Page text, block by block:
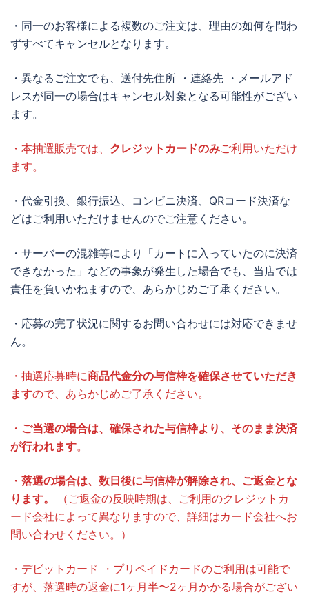
・同一のお客様による複数のご注文は、理由の如何を問わ
ずすべてキャンセルとなります。
・異なるご注文でも、送付先住所 ・連絡先 ・メールアド
レスが同一の場合はキャンセル対象となる可能性がござい
ます。
・本抽選販売では、 クレジットカードのみご利用いただけ
ます。
・代金引換、銀行振込、コンビニ決済、QRコード決済な
どはご利用いただけませんのでご注意ください。
・サーバーの混雑等により「カートに入っていたのに決済
できなかった」などの事象が発生した場合でも、当店では
責任を負いかねますので、あらかじめご了承ください。
・応募の完了状況に関するお問い合わせには対応できませ
ん。
・抽選応募時に商品代金分の与信枠を確保させていただき
ますので、あらかじめご了承ください。
・ ご当選の場合は、確保された与信枠より、そのまま決済
が行われます。
・ 落選の場合は、数日後に与信枠が解除され、ご返金とな
ります。
（ご返金の反映時期は、ご利用のクレジットカ
ード会社によって異なりますので、詳細はカード会社へお
問い合わせください。）
・デビットカード ・プリペイドカードのご利用は可能で
すが、落選時の返金に1ヶ月半〜2ヶ月かかる場合がござい